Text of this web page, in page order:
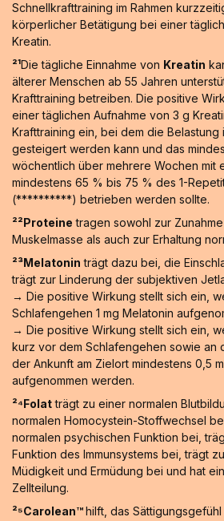
Schnellkrafttraining im Rahmen
körperlicher Betätigung bei einer
Kreatin.
²¹Die tägliche Einnahme von Kreatin
älterer Menschen ab 55 Jahren
Krafttraining betreiben. Die positive
einer täglichen Aufnahme von 3 g
Krafttraining ein, bei dem die Belastung
gesteigert werden kann und das
wöchentlich über mehrere Wochen mit
mindestens 65 % bis 75 % des 1-
(**********) betrieben werden sollte.
²²Proteine tragen sowohl zur
Muskelmasse als auch zur Erhaltung
²³Melatonin trägt dazu bei, die
trägt zur Linderung der subjektiven
→ Die positive Wirkung stellt sich ein,
Schlafengehen 1 mg Melatonin
→ Die positive Wirkung stellt sich ein,
kurz vor dem Schlafengehen sowie an
der Ankunft am Zielort mindestens 0,5
aufgenommen werden.
²⁴Folatträgt zu einer normalen
normalen Homocystein-Stoffwechsel
normalen psychischen Funktion bei,
Funktion des Immunsystems bei, trägt
Müdigkeit und Ermüdung bei und hat
Zellteilung.
²⁵Carolean™️hilft, das